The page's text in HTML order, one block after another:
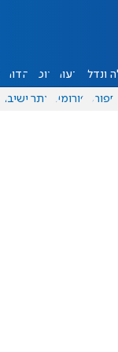
ונדל"ן דעות אוכל יהדות
ספורט פורומים אתר ישיבה